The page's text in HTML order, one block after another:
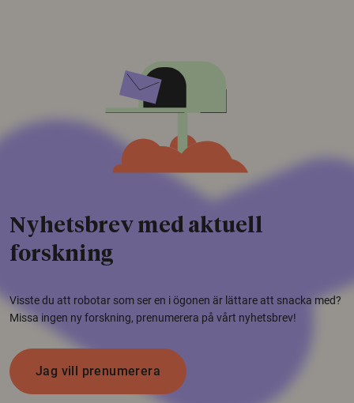
Nyhetsbrev med aktuell
forskning
Visste du att robotar som ser en i ögonen är lättare att snacka med?
Missa ingen ny forskning, prenumerera på vårt nyhetsbrev!
Jag vill prenumerera